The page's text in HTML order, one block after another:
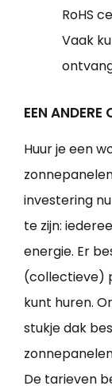
RoHS
Vaak
EEN ANDERE
Huur je een
investering
te zijn:
energie. Er
(collectieve)
kunt huren.
stukje dak
De tarieven